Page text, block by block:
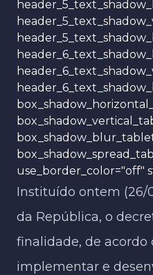
use_border_color="off"
Instituído ontem (26/
da República, o
finalidade, de acordo
implementar e